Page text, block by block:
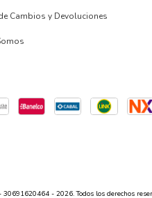
Cambios y Devoluciones
- 2026. Todos los derechos